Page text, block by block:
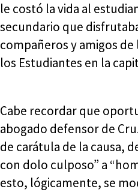
le costó la vida al
secundario que
compañeros y amigos de
los Estudiantes en la
Cabe recordar que
abogado defensor de
de carátula de la causa,
con dolo culposo” a
esto, lógicamente, se